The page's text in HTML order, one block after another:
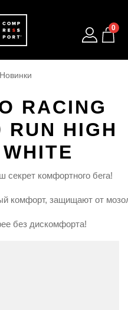
0
Новинки
RACING
RUN HIGH
секрет комфортного бега!
комфорт, защищают от
без дискомфорта!